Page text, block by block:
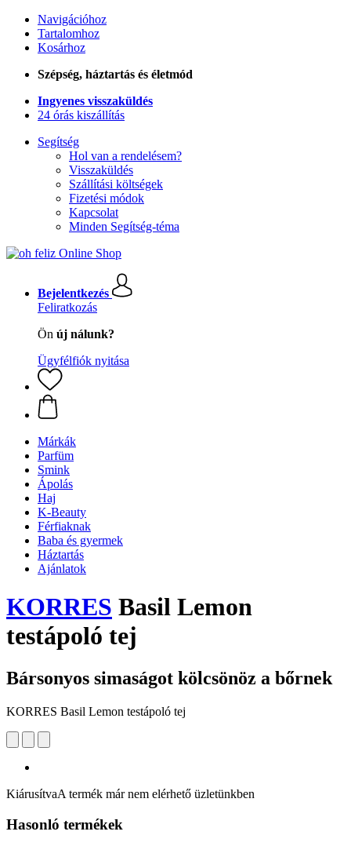
Navigációhoz
Tartalomhoz
Kosárhoz
Szépség, háztartás és életmód
Ingyenes visszaküldés
24 órás kiszállítás
Segítség
Hol van a rendelésem?
Visszaküldés
Szállítási költségek
Fizetési módok
Kapcsolat
Minden Segítség-téma
Bejelentkezés
Feliratkozás
Ön új nálunk?
Ügyfélfiók nyitása
Márkák
Parfüm
Smink
Ápolás
Haj
K-Beauty
Férfiaknak
Baba és gyermek
Háztartás
Ajánlatok
KORRES Basil Lemon
testápoló tej
Bársonyos simaságot kölcsönöz a bőrnek
KORRES Basil Lemon testápoló tej
KiárusítvaA termék már nem elérhető üzletünkben
Hasonló termékek